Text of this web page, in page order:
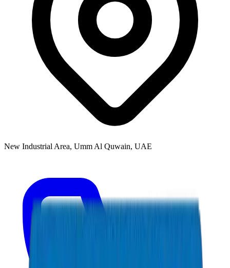
New Industrial Area, Umm Al Quwain, UAE